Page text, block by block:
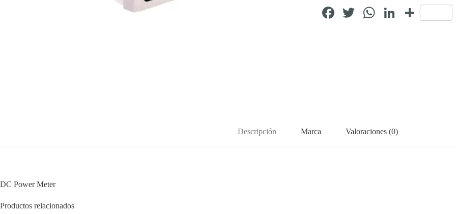
Fa T
W
Li C
Descripción Marca Valoraciones (0)
DC Power Meter
Productos relacionados